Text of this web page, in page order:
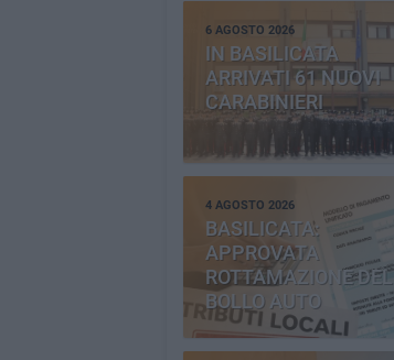
6 AGOSTO 2026
IN BASILICATA
ARRIVATI 61 NUOVI
CARABINIERI
4 AGOSTO 2026
BASILICATA:
APPROVATA
ROTTAMAZIONE DEL
BOLLO AUTO